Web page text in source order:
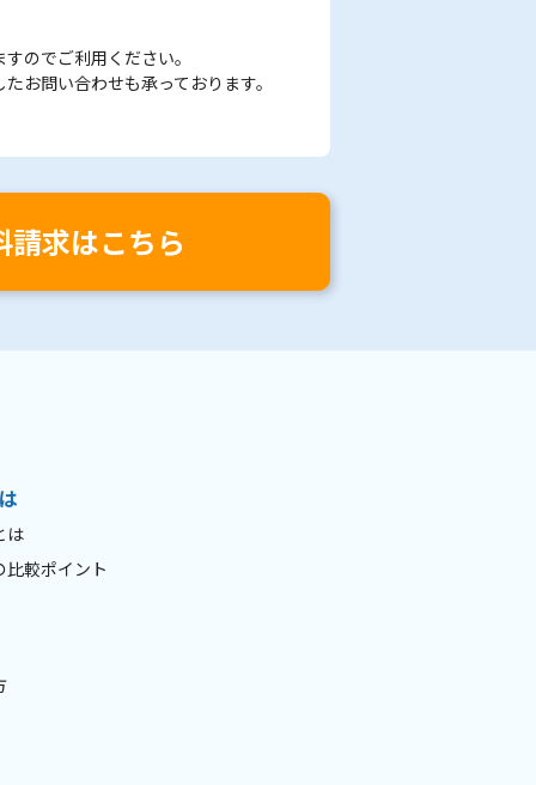
のでご利用ください。
お問い合わせも承っております。
請求はこちら
は
較ポイント